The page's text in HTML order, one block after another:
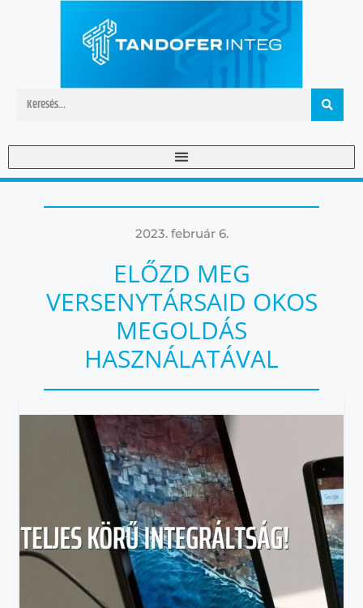
2023. február 6.
ELŐZD MEG
VERSENYTÁRSAID OKOS
MEGOLDÁS
HASZNÁLATÁVAL